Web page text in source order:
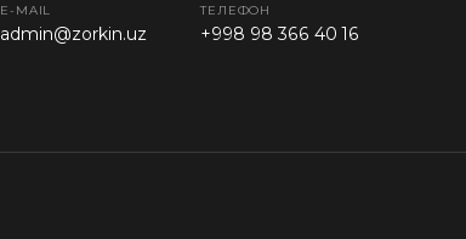
E-MAIL
admin@zorkin.uz
ТЕЛЕФОН
+998 98 366 40 16